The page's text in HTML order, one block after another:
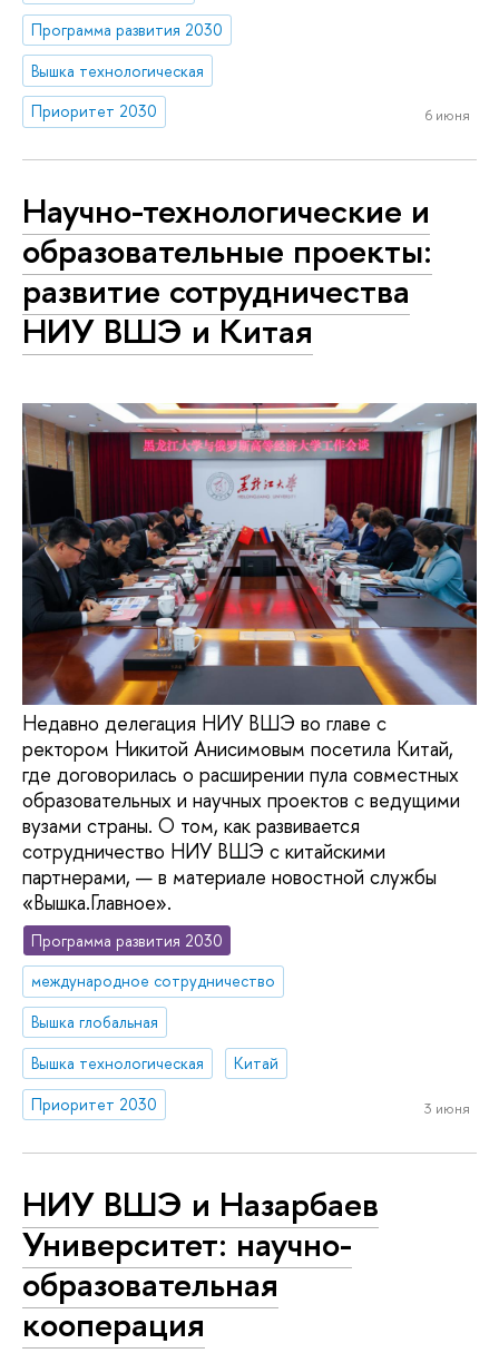
Программа развития 2030
Вышка технологическая
Приоритет 2030
6 июня
Научно-технологические и
образовательные проекты:
развитие сотрудничества
НИУ ВШЭ и Китая
Недавно делегация НИУ ВШЭ во главе с
ректором Никитой Анисимовым посетила Китай,
где договорилась о расширении пула совместных
образовательных и научных проектов с ведущими
вузами страны. О том, как развивается
сотрудничество НИУ ВШЭ с китайскими
партнерами, — в материале новостной службы
«Вышка.Главное».
Программа развития 2030
международное сотрудничество
Вышка глобальная
Вышка технологическая
Китай
Приоритет 2030
3 июня
НИУ ВШЭ и Назарбаев
Университет: научно-
образовательная
кооперация